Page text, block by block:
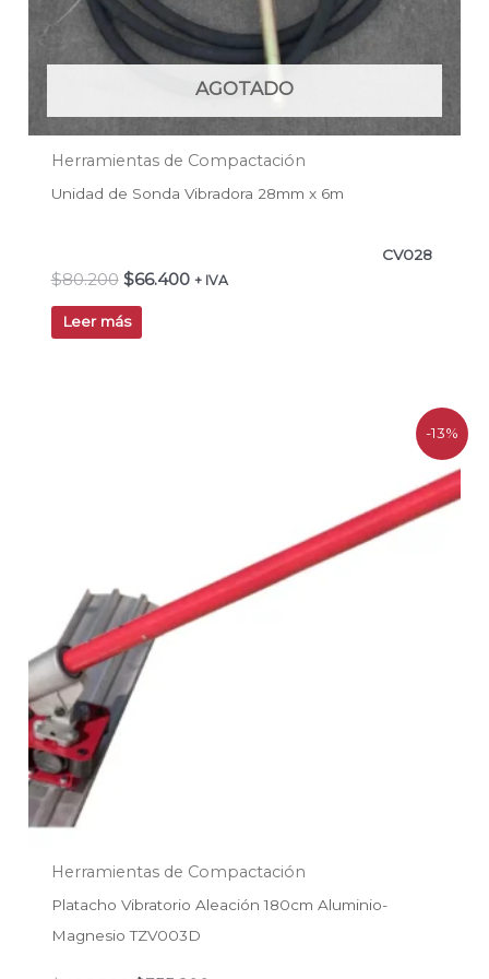
AGOTADO
Herramientas de Compactación
Unidad de Sonda Vibradora 28mm x 6m
CV028
$80.200 $66.400 + IVA
Leer más
-13%
Herramientas de Compactación
Platacho Vibratorio Aleación 180cm Aluminio-
Magnesio TZV003D